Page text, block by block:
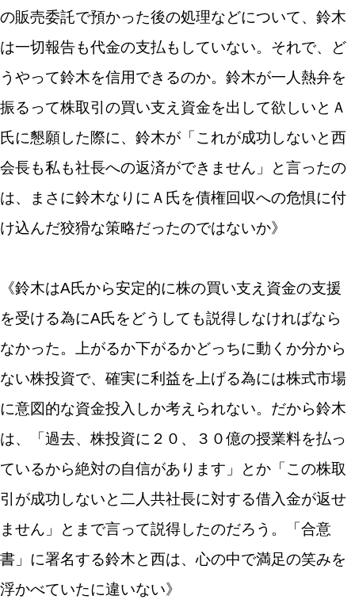
の販売委託で預かった後の処理などについて、鈴木
は一切報告も代金の支払もしていない。それで、ど
うやって鈴木を信用できるのか。鈴木が一人熱弁を
振るって株取引の買い支え資金を出して欲しいとＡ
氏に懇願した際に、鈴木が「これが成功しないと西
会長も私も社長への返済ができません」と言ったの
は、まさに鈴木なりにＡ氏を債権回収への危惧に付
け込んだ狡猾な策略だったのではないか》
《鈴木はA氏から安定的に株の買い支え資金の支援
を受ける為にA氏をどうしても説得しなければなら
なかった。上がるか下がるかどっちに動くか分から
ない株投資で、確実に利益を上げる為には株式市場
に意図的な資金投入しか考えられない。だから鈴木
は、「過去、株投資に２０、３０億の授業料を払っ
ているから絶対の自信があります」とか「この株取
引が成功しないと二人共社長に対する借入金が返せ
ません」とまで言って説得したのだろう。「合意
書」に署名する鈴木と西は、心の中で満足の笑みを
浮かべていたに違いない》